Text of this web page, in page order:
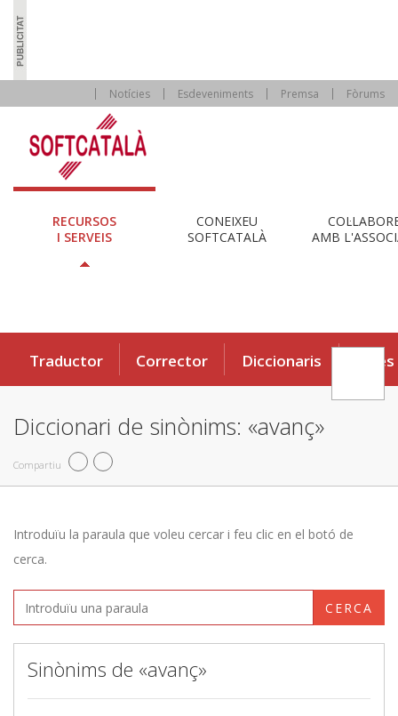
Notícies Esdeveniments Premsa Fòrums
RECURSOS
I SERVEIS
CONEIXEU
SOFTCATALÀ
AMB
Traductor Corrector Diccionaris Eines
Diccionari de sinònims: «avanç»
Compartiu
Introduïu la paraula que voleu cercar i feu clic en el botó de
cerca.
CERCA
Sinònims de «avanç»